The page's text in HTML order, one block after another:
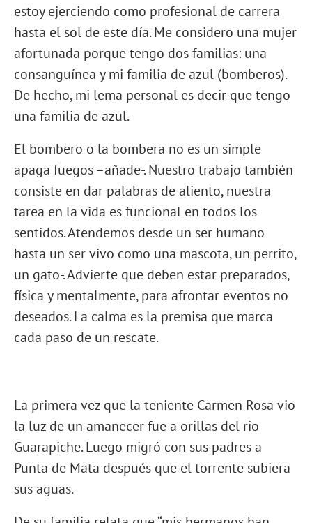
estoy ejerciendo como profesional de carrera
hasta el sol de este día. Me considero una mujer
afortunada porque tengo dos familias: una
consanguínea y mi familia de azul (bomberos).
De hecho, mi lema personal es decir que tengo
una familia de azul.
El bombero o la bombera no es un simple
apaga fuegos –añade-. Nuestro trabajo también
consiste en dar palabras de aliento, nuestra
tarea en la vida es funcional en todos los
sentidos. Atendemos desde un ser humano
hasta un ser vivo como una mascota, un perrito,
un gato-. Advierte que deben estar preparados,
física y mentalmente, para afrontar eventos no
deseados. La calma es la premisa que marca
cada paso de un rescate.
La primera vez que la teniente Carmen Rosa vio
la luz de un amanecer fue a orillas del rio
Guarapiche. Luego migró con sus padres a
Punta de Mata después que el torrente subiera
sus aguas.